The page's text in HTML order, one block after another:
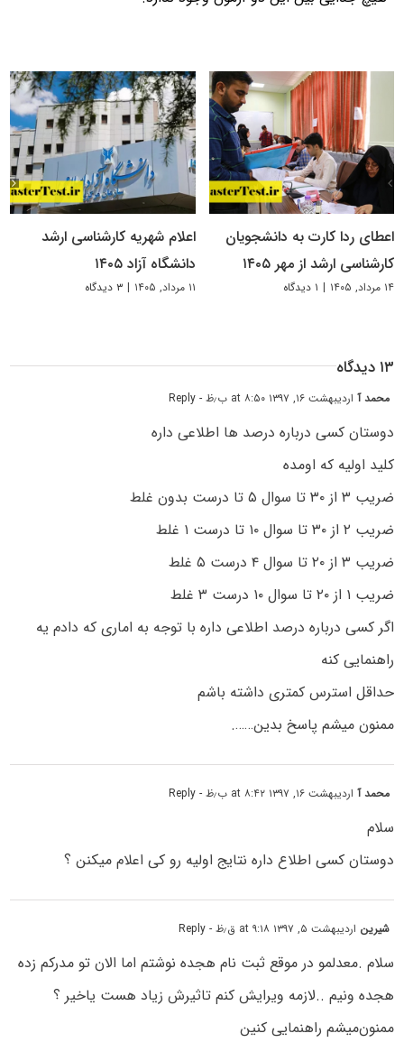
اعطای ردا کارت به دانشجویان
کارشناسی ارشد از مهر ۱۴۰۵
۱۴ مرداد, ۱۴۰۵ | ۱ دیدگاه
اعلام شهریه کارشناسی ارشد
دانشگاه آزاد ۱۴۰۵
۱۱ مرداد, ۱۴۰۵ | ۳ دیدگاه
۱۳ دیدگاه
محمد آاردیبهشت ۱۶, ۱۳۹۷ at ۸:۵۰ ب٫ظ - Reply
دوستان کسی درباره درصد ها اطلاعی داره
کلید اولیه که اومده
ضریب ۳ از ۳۰ تا سوال ۵ تا درست بدون غلط
ضریب ۲ از ۳۰ تا سوال ۱۰ تا درست ۱ غلط
ضریب ۳ از ۲۰ تا سوال ۴ درست ۵ غلط
ضریب ۱ از ۲۰ تا سوال ۱۰ درست ۳ غلط
اگر کسی درباره درصد اطلاعی داره با توجه به اماری که دادم یه
راهنمایی کنه
حداقل استرس کمتری داشته باشم
ممنون میشم پاسخ بدین…….
محمد آاردیبهشت ۱۶, ۱۳۹۷ at ۸:۴۲ ب٫ظ - Reply
سلام
دوستان کسی اطلاع داره نتایج اولیه رو کی اعلام میکنن ؟
شیرین‌ اردیبهشت ۵, ۱۳۹۷ at ۹:۱۸ ق٫ظ - Reply
سلام .معدلمو در موقع ثبت نام هجده نوشتم اما الان تو مدرکم زده
هجده ونیم ..لازمه ویرایش کنم تاثیرش زیاد هست یاخیر ؟
ممنون‌میشم راهنمایی کنین